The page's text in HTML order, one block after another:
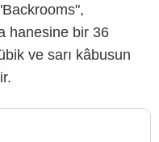
hanesine bir 36
ve sarı kâbusun